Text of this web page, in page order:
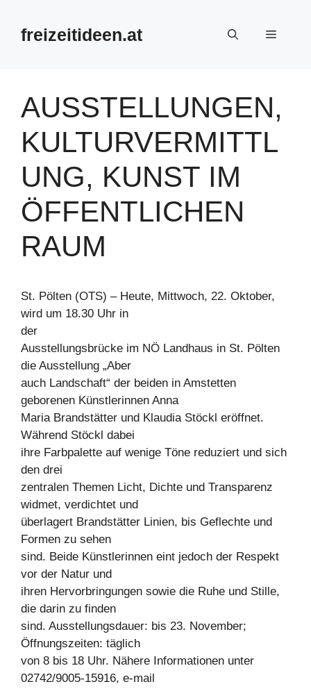
Inhalt
springenfreizeitideen.at Menü
AUSSTELLUNGEN,
KULTURVERMITTL
UNG, KUNST IM
ÖFFENTLICHEN
RAUM
St. Pölten (OTS) – Heute, Mittwoch, 22. Oktober,
wird um 18.30 Uhr in
der
Ausstellungsbrücke im NÖ Landhaus in St. Pölten
die Ausstellung „Aber
auch Landschaft“ der beiden in Amstetten
geborenen Künstlerinnen Anna
Maria Brandstätter und Klaudia Stöckl eröffnet.
Während Stöckl dabei
ihre Farbpalette auf wenige Töne reduziert und sich
den drei
zentralen Themen Licht, Dichte und Transparenz
widmet, verdichtet und
überlagert Brandstätter Linien, bis Geflechte und
Formen zu sehen
sind. Beide Künstlerinnen eint jedoch der Respekt
vor der Natur und
ihren Hervorbringungen sowie die Ruhe und Stille,
die darin zu finden
sind. Ausstellungsdauer: bis 23. November;
Öffnungszeiten: täglich
von 8 bis 18 Uhr. Nähere Informationen unter
02742/9005-15916, e-mail